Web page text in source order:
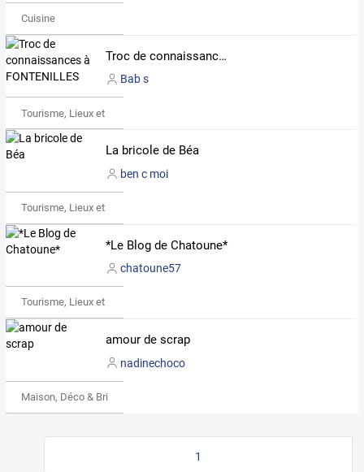
Cuisine
Troc de connaissances à FONTENILLES
Bab s
Tourisme, Lieux et Événements
La bricole de Béa
ben c moi
Tourisme, Lieux et Événements
*Le Blog de Chatoune*
chatoune57
Tourisme, Lieux et Événements
amour de scrap
nadinechoco
Maison, Déco & Bricolage
1